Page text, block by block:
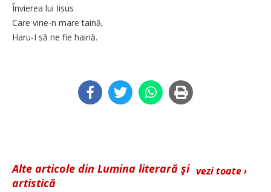
Învierea lui Iisus
Care vine-n mare taină,
Haru-I să ne fie haină.
vezi toate ›
Alte articole din Lumina literară şi
artistică